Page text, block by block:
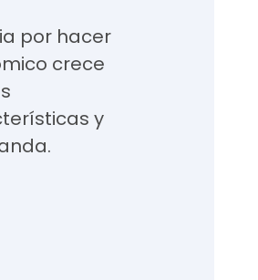
por hacer
crece
y